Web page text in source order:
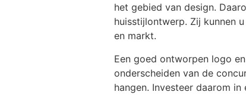
het gebied van design.
huisstijlontwerp. Zij kunnen
en markt.
Een goed ontworpen logo
onderscheiden van de
hangen. Investeer daarom